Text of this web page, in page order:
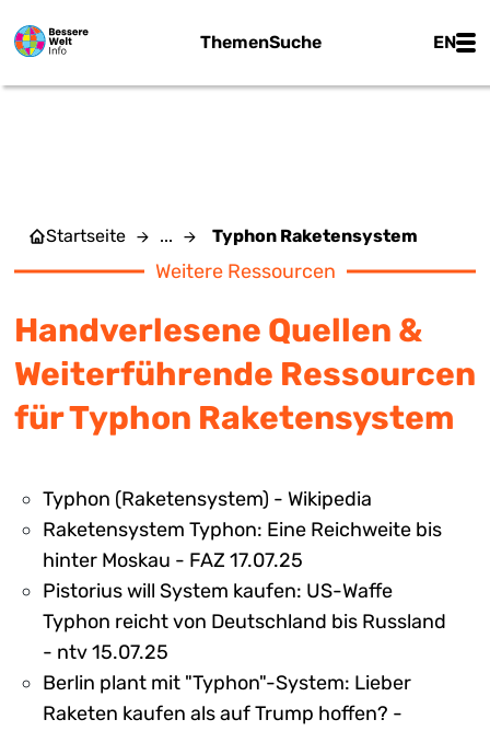
ThemenSuche EN
Startseite ... Typhon Raketensystem
Weitere Ressourcen
Handverlesene Quellen &
Weiterführende Ressourcen
für Typhon Raketensystem
Typhon (Raketensystem) - Wikipedia
Raketensystem Typhon: Eine Reichweite bis
hinter Moskau - FAZ 17.07.25
Pistorius will System kaufen: US-Waffe
Typhon reicht von Deutschland bis Russland
- ntv 15.07.25
Berlin plant mit "Typhon"-System: Lieber
Raketen kaufen als auf Trump hoffen? -